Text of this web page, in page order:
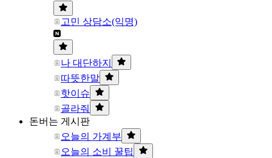
고민 상담소(익명)
나 대단하지
따뜻한말
핫이슈
골라줘
돈버는 게시판
오늘의 가계부
오늘의 소비 꿀팁